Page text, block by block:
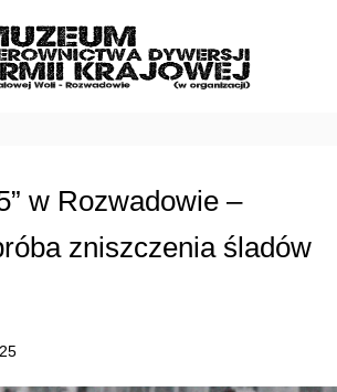
w Rozwadowie –
zniszczenia śladów